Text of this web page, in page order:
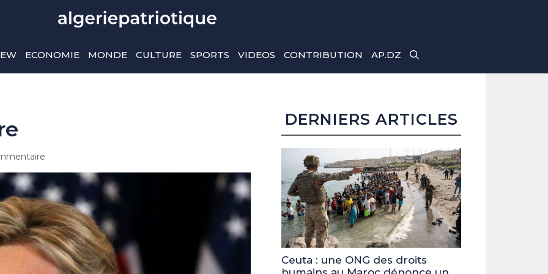
ECONOMIE MONDE CULTURE SPORTS VIDEOS CONTRIBUTION AP.DZ
DERNIERS ARTICLES
Ceuta : une ONG des droits